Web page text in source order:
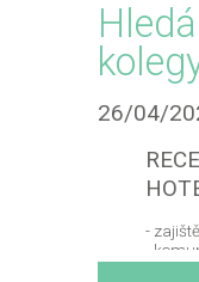
26/04/
-
-